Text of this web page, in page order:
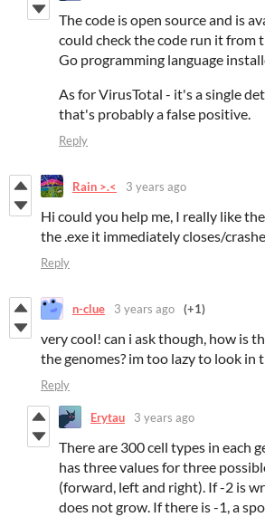
The code is open source and is
could check the code run it from
Go programming language
As for VirusTotal - it's a single
that's probably a false positive.
Reply
Rain >.< 3 years ago
Hi could you help me, I really like
the .exe it immediately closes/
Reply
n-clue 3 years ago (+1)
very cool! can i ask though, how is
the genomes? im too lazy to look in
Reply
Erytau 3 years ago
There are 300 cell types in each
has three values for three
(forward, left and right). If -2 is
does not grow. If there is -1, a